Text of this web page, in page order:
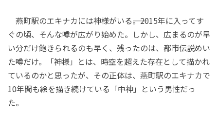
燕町駅のエキナカには神様がいる――。2015年に入ってす
ぐの頃、そんな噂が広がり始めた。しかし、広まるのが早
い分だけ飽きられるのも早く、残ったのは、都市伝説めい
た噂だけ。「神様」とは、時空を超えた存在として描かれ
ているのかと思ったが、その正体は、燕町駅のエキナカで
10年間も絵を描き続けている「中神」という男性だっ
た。